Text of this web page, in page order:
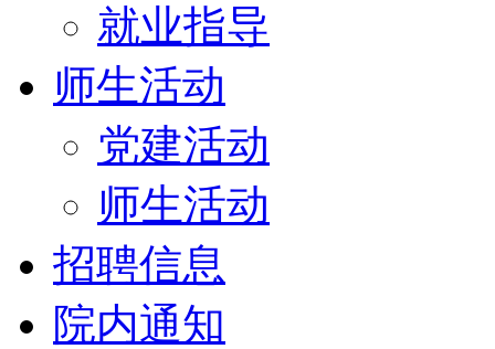
就业指导
师生活动
党建活动
师生活动
招聘信息
院内通知